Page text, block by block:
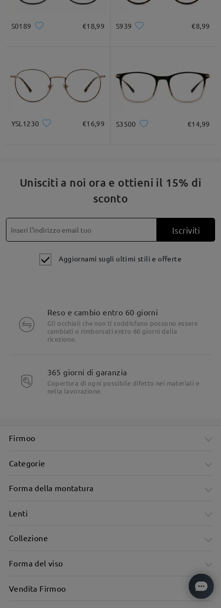
Puoi contattarci in qualsiasi momento tramite Live Chat (24
ore su 24, 7 giorni su 7) o via email all'indirizzo
service@firmoo.it.
su Apr 11 , 2025
S0189 €18,99 S939 €8,99
YSL1230 €16,99 S3500 €14,99
Unisciti a noi ora e ottieni il 15% di
sconto
Iscriviti
Aggiornami sugli ultimi stili e offerte
Reso e cambio entro 60 giorni
Gli occhiali che non ti soddisfano possono essere
cambiati o rimborsati entro 60 giorni dalla
ricezione.
365 giorni di garanzia
Copertura di ogni possibile difetto nei materiali e
nella lavorazione.
Firmoo
Categorie
Forma della montatura
Lenti
Collezione
Forma del viso
Vendita Firmoo